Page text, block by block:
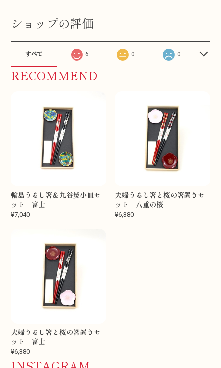
ショップの評価
すべて 6 0 0
RECOMMEND
輪島うるし箸＆九谷焼小皿セ
ット 富士
¥7,040
夫婦うるし箸と桜の箸置きセ
ット 八重の桜
¥6,380
夫婦うるし箸と桜の箸置きセ
ット 富士
¥6,380